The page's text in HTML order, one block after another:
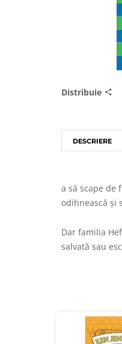
Distribuie
DESCRIERE
a să scape de
odihnească și
Dar familia
salvată sau